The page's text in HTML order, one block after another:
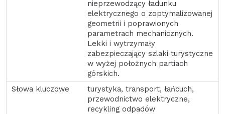
nieprzewodzący ładunku
elektrycznego o zoptymalizowanej
geometrii i poprawionych
parametrach mechanicznych.
Lekki i wytrzymały
zabezpieczający szlaki turystyczne
w wyżej położnych partiach
górskich.
turystyka, transport, łańcuch,
przewodnictwo elektryczne,
recykling odpadów